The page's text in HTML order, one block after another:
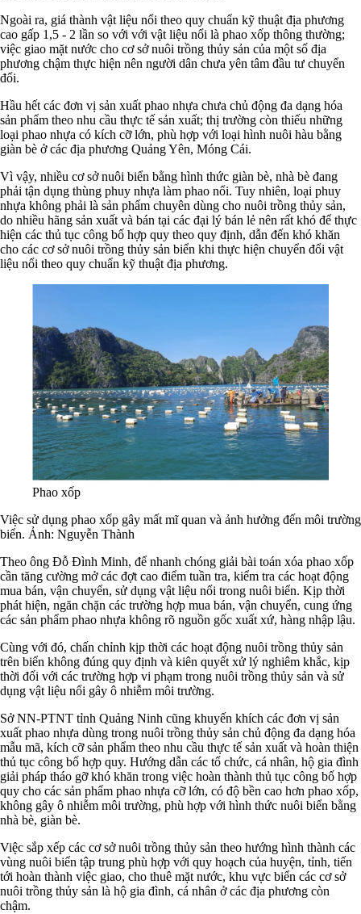
Ngoài ra, giá thành vật liệu nổi theo quy chuẩn kỹ thuật địa phương
cao gấp 1,5 - 2 lần so với với vật liệu nổi là phao xốp thông thường;
việc giao mặt nước cho cơ sở nuôi trồng thủy sản của một số địa
phương chậm thực hiện nên người dân chưa yên tâm đầu tư chuyển
đổi.
Hầu hết các đơn vị sản xuất phao nhựa chưa chủ động đa dạng hóa
sản phẩm theo nhu cầu thực tế sản xuất; thị trường còn thiếu những
loại phao nhựa có kích cỡ lớn, phù hợp với loại hình nuôi hàu bằng
giàn bè ở các địa phương Quảng Yên, Móng Cái.
Vì vậy, nhiều cơ sở nuôi biển bằng hình thức giàn bè, nhà bè đang
phải tận dụng thùng phuy nhựa làm phao nổi. Tuy nhiên, loại phuy
nhựa không phải là sản phẩm chuyên dùng cho nuôi trồng thủy sản,
do nhiều hãng sản xuất và bán tại các đại lý bán lẻ nên rất khó để thực
hiện các thủ tục công bố hợp quy theo quy định, dẫn đến khó khăn
cho các cơ sở nuôi trồng thủy sản biển khi thực hiện chuyển đổi vật
liệu nổi theo quy chuẩn kỹ thuật địa phương.
Phao xốp
Việc sử dụng phao xốp gây mất mĩ quan và ảnh hưởng đến môi trường
biển. Ảnh: Nguyễn Thành
Theo ông Đỗ Đình Minh, để nhanh chóng giải bài toán xóa phao xốp
cần tăng cường mở các đợt cao điểm tuần tra, kiểm tra các hoạt động
mua bán, vận chuyển, sử dụng vật liệu nổi trong nuôi biển. Kịp thời
phát hiện, ngăn chặn các trường hợp mua bán, vận chuyển, cung ứng
các sản phẩm phao nhựa không rõ nguồn gốc xuất xứ, hàng nhập lậu.
Cùng với đó, chấn chỉnh kịp thời các hoạt động nuôi trồng thủy sản
trên biển không đúng quy định và kiên quyết xử lý nghiêm khắc, kịp
thời đối với các trường hợp vi phạm trong nuôi trồng thủy sản và sử
dụng vật liệu nổi gây ô nhiễm môi trường.
Sở NN-PTNT tỉnh Quảng Ninh cũng khuyến khích các đơn vị sản
xuất phao nhựa dùng trong nuôi trồng thủy sản chủ động đa dạng hóa
mẫu mã, kích cỡ sản phẩm theo nhu cầu thực tế sản xuất và hoàn thiện
thủ tục công bố hợp quy. Hướng dẫn các tổ chức, cá nhân, hộ gia đình
giải pháp tháo gỡ khó khăn trong việc hoàn thành thủ tục công bố hợp
quy cho các sản phẩm phao nhựa cỡ lớn, có độ bền cao hơn phao xốp,
không gây ô nhiễm môi trường, phù hợp với hình thức nuôi biển bằng
nhà bè, giàn bè.
Việc sắp xếp các cơ sở nuôi trồng thủy sản theo hướng hình thành các
vùng nuôi biển tập trung phù hợp với quy hoạch của huyện, tỉnh, tiến
tới hoàn thành việc giao, cho thuê mặt nước, khu vực biển các cơ sở
nuôi trồng thủy sản là hộ gia đình, cá nhân ở các địa phương còn
chậm.